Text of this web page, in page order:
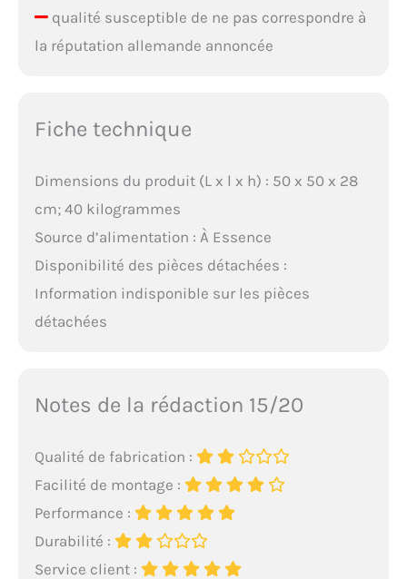
qualité susceptible de ne pas correspondre à
la réputation allemande annoncée
Fiche technique
Dimensions du produit (L x l x h) : 50 x 50 x 28
cm; 40 kilogrammes
Source d’alimentation : À Essence
Disponibilité des pièces détachées :
Information indisponible sur les pièces
détachées
Notes de la rédaction 15/20
Qualité de fabrication :
Facilité de montage :
Performance :
Durabilité :
Service client :